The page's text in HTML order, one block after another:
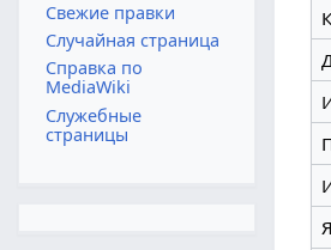
Свежие правки
Случайная страница
Справка по
MediaWiki
Служебные
страницы